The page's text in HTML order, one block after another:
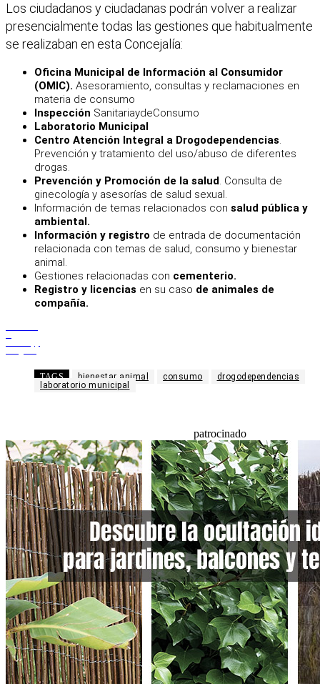
Los ciudadanos y ciudadanas podrán volver a realizar
presencialmente todas las gestiones que habitualmente
se realizaban en esta Concejalía:
Oficina Municipal de Información al Consumidor
(OMIC). Asesoramiento, consultas y reclamaciones en
materia de consumo
Inspección SanitariaydeConsumo
Laboratorio Municipal
Centro Atención Integral a Drogodependencias.
Prevención y tratamiento del uso/abuso de diferentes
drogas.
Prevención y Promoción de la salud. Consulta de
ginecología y asesorías de salud sexual.
Información de temas relacionados con salud pública y
ambiental.
Información y registro de entrada de documentación
relacionada con temas de salud, consumo y bienestar
animal.
Gestiones relacionadas con cementerio.
Registro y licencias en su caso de animales de
compañía.
TAGS bienestar animal consumo
drogodependencias
laboratorio municipal
patrocinado